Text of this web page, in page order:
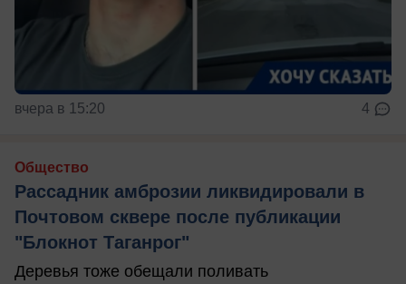
вчера в 15:20 4
Общество
Рассадник амброзии ликвидировали в
Почтовом сквере после публикации
"Блокнот Таганрог"
Деревья тоже обещали поливать